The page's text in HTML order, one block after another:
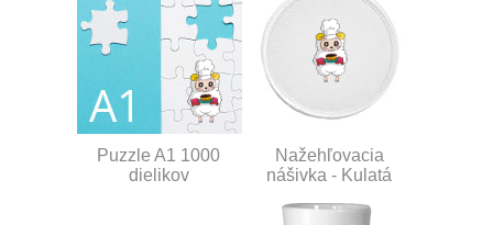
Puzzle A1 1000
dielikov
Nažehľovacia
nášivka - Kulatá